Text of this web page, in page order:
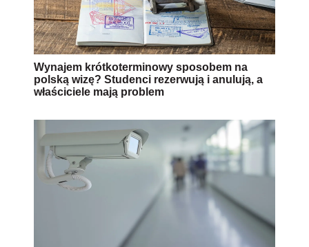
Wynajem krótkoterminowy sposobem na
polską wizę? Studenci rezerwują i anulują, a
właściciele mają problem